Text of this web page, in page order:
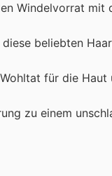
Windelvorrat
beliebten
für die Haut
zu einem